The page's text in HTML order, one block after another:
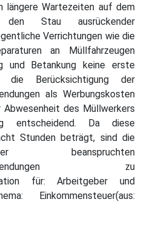
längere Wartezeiten auf dem
Stau ausrückender
Verrichtungen wie die
an Müllfahrzeugen
und Betankung keine erste
die Berücksichtigung der
als Werbungskosten
des Müllwerkers
entscheidend. Da diese
Stunden beträgt, sind die
beanspruchten
zu
für: Arbeitgeber und
Einkommensteuer(aus: